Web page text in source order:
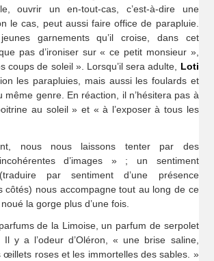
ouvrir un en-tout-cas, c’est-à-dire une
le cas, peut aussi faire office de parapluie.
garnements qu’il croise, dans cet
pas d’ironiser sur « ce petit monsieur »,
coups de soleil ». Lorsqu’il sera adulte, Loti
les parapluies, mais aussi les foulards et
même genre. En réaction, il n’hésitera pas à
au soleil » et « à l’exposer à tous les
nous nous laissons tenter par des
d’images » ; un sentiment
par sentiment d’une présence
côtés) nous accompagne tout au long de ce
la gorge plus d’une fois.
de la Limoise, un parfum de serpolet
y a l’odeur d’Oléron, « une brise saline,
œillets roses et les immortelles des sables. »